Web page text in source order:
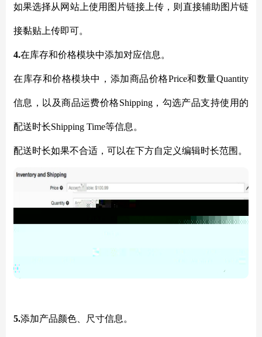
如果选择从网站上使用图片链接上传，则直接辅助图片链
接黏贴上传即可。
4.在库存和价格模块中添加对应信息。
在库存和价格模块中，添加商品价格Price和数量Quantity
信息，以及商品运费价格Shipping，勾选产品支持使用的
配送时长Shipping Time等信息。
配送时长如果不合适，可以在下方自定义编辑时长范围。
5.添加产品颜色、尺寸信息。